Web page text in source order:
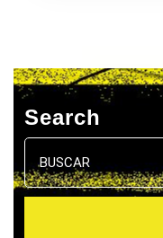
Search
Buscar: